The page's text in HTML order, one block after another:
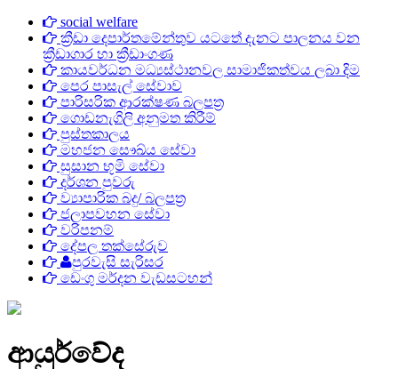
social welfare
ක්‍රීඩා දෙපාර්තමේන්තුව යටතේ දැනට පාලනය වන
ක්‍රීඩාගාර හා ක්‍රීඩාංගණ
කායවර්ධන මධ්‍යස්ථානවල සාමාජිකත්වය ලබා දිම
පෙර පාසැල් සේවාව
පාරිසරික ආරක්ෂණ බලපත්‍ර
ගොඩනැගිලි අනුමත කිරීම්
පුස්තකාලය
මහජන සෞඛ්ය සේවා
සුසාන භූමි සේවා
දර්ශන පුවරු
ව්‍යාපාරික බදු/ බලපත්‍ර
ජලාපවහන සේවා
වරිපනම්
දේපල තක්සේරුව
පුරවැසි සැරිසර
ඩෙංගු මර්දන වැඩසටහන්
ආයුර්වේද